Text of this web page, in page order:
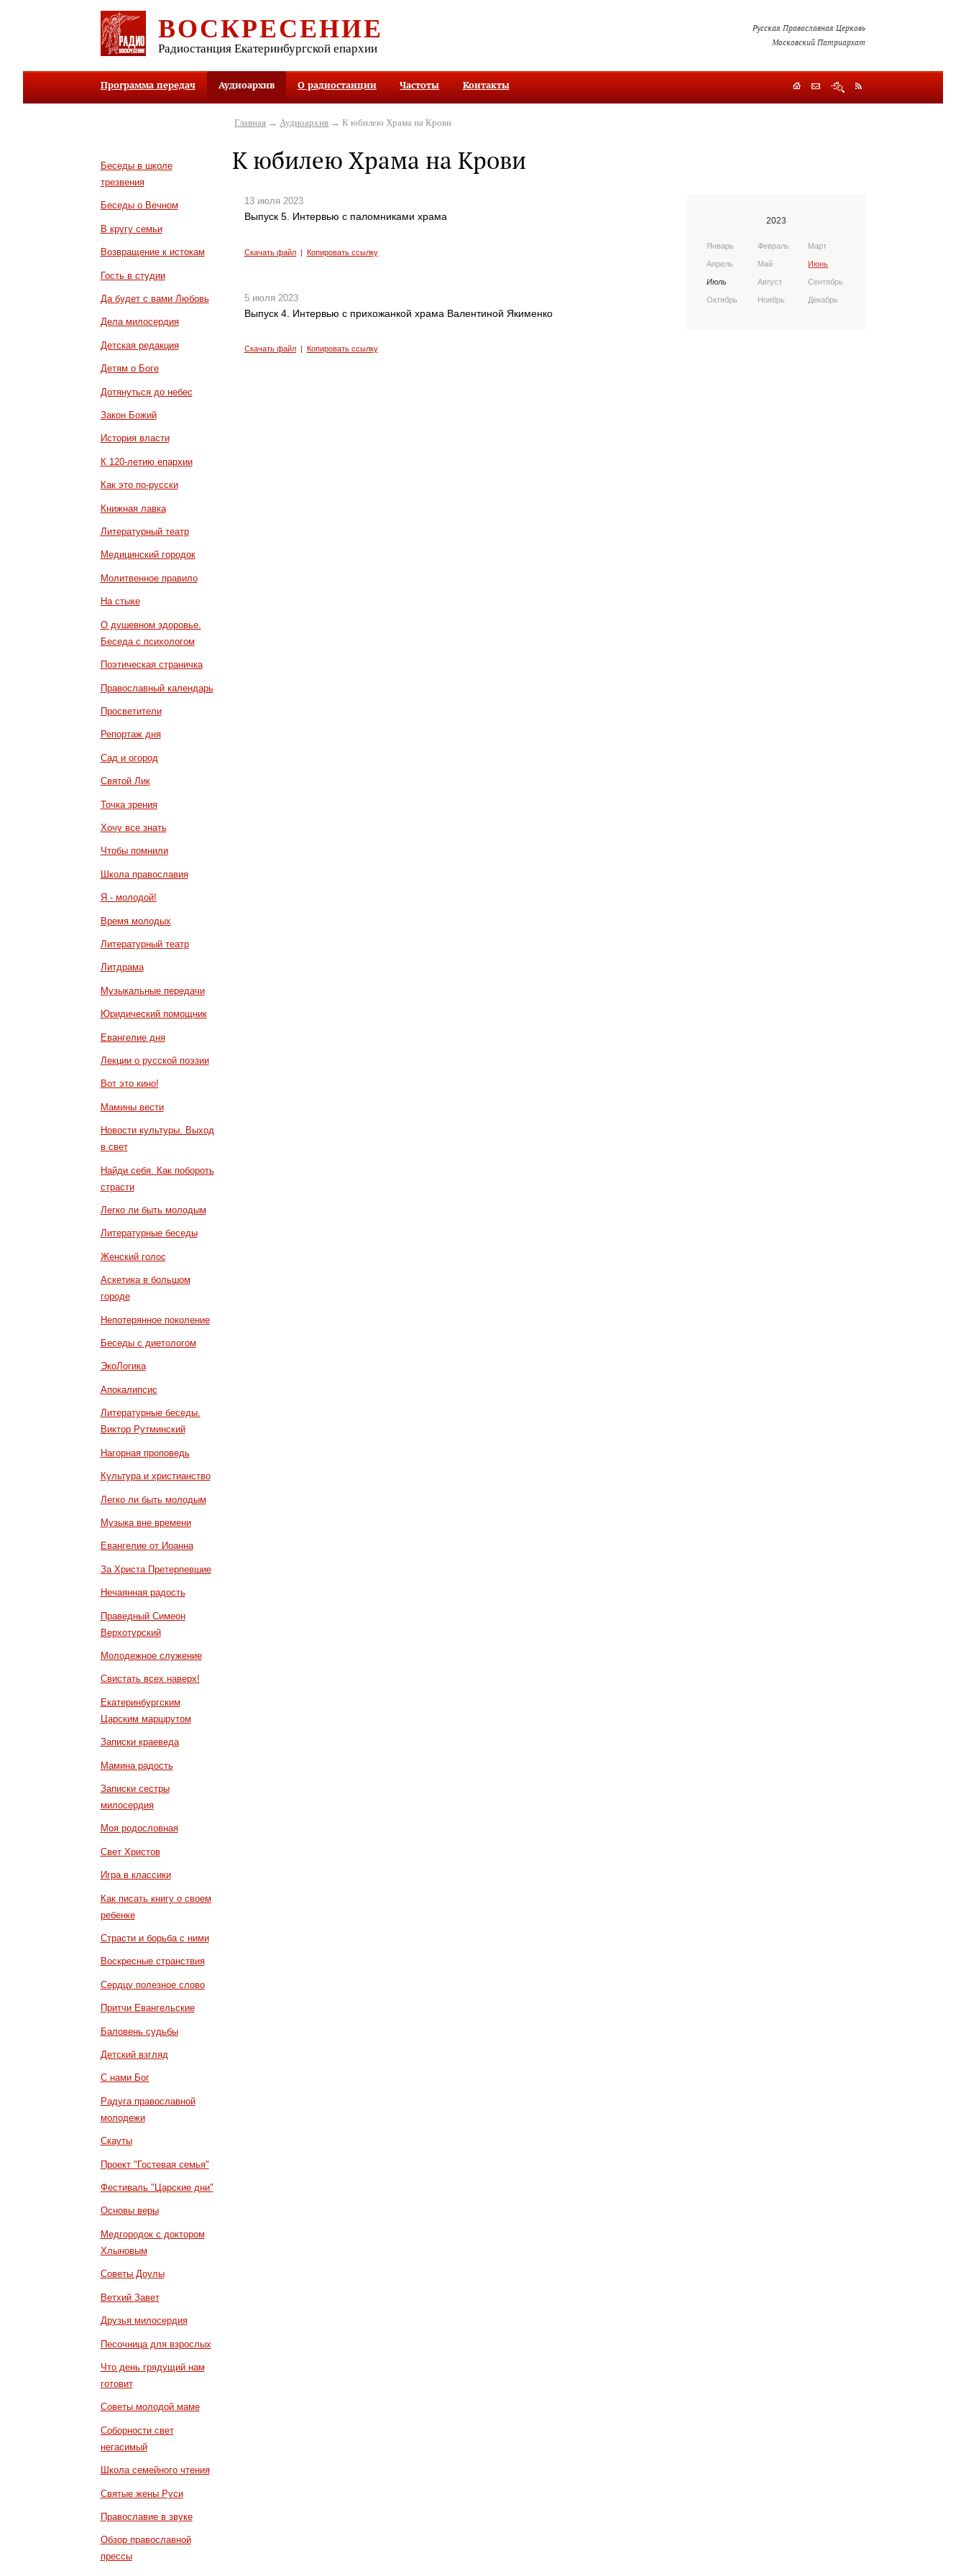
ВОСКРЕСЕНИЕ
Радиостанция Екатеринбургской епархии
Русская Православная Церковь
Московский Патриархат
Программа передач Аудиоархив О радиостанции Частоты Контакты
Беседы в школе
трезвения
Беседы о Вечном
В кругу семьи
Возвращение к истокам
Гость в студии
Да будет с вами Любовь
Дела милосердия
Детская редакция
Детям о Боге
Дотянуться до небес
Закон Божий
История власти
К 120-летию епархии
Как это по-русски
Книжная лавка
Литературный театр
Медицинский городок
Молитвенное правило
На стыке
О душевном здоровье.
Беседа с психологом
Поэтическая страничка
Православный календарь
Просветители
Репортаж дня
Сад и огород
Святой Лик
Точка зрения
Хочу все знать
Чтобы помнили
Школа православия
Я - молодой!
Время молодых
Литературный театр
Литдрама
Музыкальные передачи
Юридический помощник
Евангелие дня
Лекции о русской поэзии
Вот это кино!
Мамины вести
Новости культуры. Выход
в свет
Найди себя. Как побороть
страсти
Легко ли быть молодым
Литературные беседы
Женский голос
Аскетика в большом
городе
Непотерянное поколение
Беседы с диетологом
ЭкоЛогика
Апокалипсис
Литературные беседы.
Виктор Рутминский
Нагорная проповедь
Культура и христианство
Легко ли быть молодым
Музыка вне времени
Евангелие от Иоанна
За Христа Претерпевшие
Нечаянная радость
Праведный Симеон
Верхотурский
Молодежное служение
Свистать всех наверх!
Екатеринбургским
Царским маршрутом
Записки краеведа
Мамина радость
Записки сестры
милосердия
Моя родословная
Свет Христов
Игра в классики
Как писать книгу о своем
ребенке
Страсти и борьба с ними
Воскресные странствия
Сердцу полезное слово
Притчи Евангельские
Баловень судьбы
Детский взгляд
С нами Бог
Радуга православной
молодежи
Скауты
Проект "Гостевая семья"
Фестиваль "Царские дни"
Основы веры
Медгородок с доктором
Хлыновым
Советы Доулы
Ветхий Завет
Друзья милосердия
Песочница для взрослых
Что день грядущий нам
готовит
Советы молодой маме
Соборности свет
негасимый
Школа семейного чтения
Святые жены Руси
Православие в звуке
Обзор православной
прессы
Главная → Аудиоархив → К юбилею Храма на Крови
К юбилею Храма на Крови
13 июля 2023
Выпуск 5. Интервью с паломниками храма
Скачать файл| Копировать ссылку
5 июля 2023
Выпуск 4. Интервью с прихожанкой храма Валентиной Якименко
Скачать файл| Копировать ссылку
2023
Январь Февраль Март
Апрель Май Июнь
Июль Август Сентябрь
Октябрь Ноябрь Декабрь